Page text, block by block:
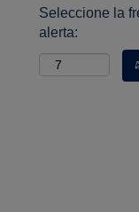
Seleccione la
alerta: